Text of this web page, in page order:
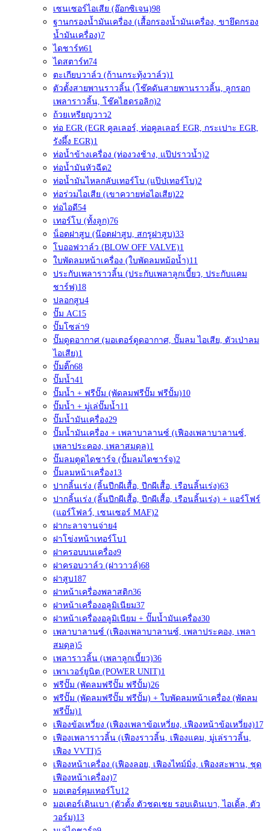
เซนเซอร์ไอเสีย (อ๊อกซิเจน)98
ฐานกรองน้ำมันเครื่อง (เสื้อกรองน้ำมันเครื่อง, ขายึดกรอง
น้ำมันเครื่อง)7
ไดชาร์ท61
ไดสตาร์ท74
ตะเกียบวาล์ว (ก้านกระทุ้งวาล์ว)1
ตัวตั้งสายพานราวลิ้น (โช๊คดันสายพานราวลิ้น, ลูกรอก
เพลาราวลิ้น, โช๊คไฮดรอลิก)2
ถ้วยเหรียญวาว2
ท่อ EGR (EGR คูลเลอร์, ท่อคูลเลอร์ EGR, กระเปาะ EGR,
รังผึ้ง EGR)1
ท่อน้ำข้างเครื่อง (ท่องวงช้าง, แป๊ปราวน้ำ)2
ท่อน้ำมันหัวฉีด2
ท่อน้ำมันไหลกลับเทอร์โบ (แป๊ปเทอร์โบ)2
ท่อร่วมไอเสีย (เขาควายท่อไอเสีย)22
ท่อไอดี54
เทอร์โบ (ทั้งลูก)76
น็อตฝาสูบ (น๊อตฝาสูบ, สกรูฝาสูบ)33
โบออฟวาล์ว (ฺBLOW OFF VALVE)1
ใบพัดลมหน้าเครื่อง (ใบพัดลมหม้อน้ำ)11
ประกับเพลาราวลิ้น (ประกับเพลาลูกเบี้ยว, ประกับแคม
ชาร์ฟ)18
ปลอกสูบ4
ปั๊ม AC15
ปั๊มโซล่า9
ปั๊มดูดอากาศ (มอเตอร์ดูดอากาศ, ปั๊มลม ไอเสีย, ตัวเป่าลม
ไอเสีย)1
ปั๊มติ๊ก68
ปั๊มน้ำ41
ปั๊มน้ำ + ฟรีปั๊ม (พัดลมฟรีปั๊ม ฟรีปั้ม)10
ปั๊มน้ำ + มู่เล่ปั๊มน้ำ11
ปั๊มน้ำมันเครื่อง29
ปั๊มน้ำมันเครื่อง + เพลาบาลานซ์ (เฟืองเพลาบาลานซ์,
เพลาประคอง, เพลาสมดุล)1
ปั๊มลมตูดไดชาร์จ (ปั้มลมไดชาร์จ)2
ปั๊มลมหน้าเครื่อง13
ปากลิ้นเร่ง (ลิ้นปีกผีเสื้อ, ปีกผีเสื้อ, เรือนลิ้นเร่ง)63
ปากลิ้นเร่ง (ลิ้นปีกผีเสื้อ, ปีกผีเสื้อ, เรือนลิ้นเร่ง) + แอร์โฟร์
(แอร์โฟลว์, เซนเซอร์ MAF)2
ฝากะลาจานจ่าย4
ฝาโข่งหน้าเทอร์โบ1
ฝาครอบบนเครื่อง9
ฝาครอบวาล์ว (ฝาวาวล์)68
ฝาสูบ187
ฝาหน้าเครื่องพลาสติก36
ฝาหน้าเครื่องอลูมิเนียม37
ฝาหน้าเครื่องอลูมิเนียม + ปั๊มน้ำมันเครื่อง30
เพลาบาลานซ์ (เฟืองเพลาบาลานซ์, เพลาประคอง, เพลา
สมดุล)5
เพลาราวลิ้น (เพลาลูกเบี้ยว)36
เพาเวอร์ยูนิต (POWER UNIT)1
ฟรีปั๊ม (พัดลมฟรีปั๊ม ฟรีปั้ม)26
ฟรีปั๊ม (พัดลมฟรีปั๊ม ฟรีปั้ม) + ใบพัดลมหน้าเครื่อง (พัดลม
ฟรีปั๊ม)1
เฟืองข้อเหวี่ยง (เฟืองเพลาข้อเหวี่ยง, เฟืองหน้าข้อเหวี่ยง)17
เฟืองเพลาราวลิ้น (เฟืองราวลิ้น, เฟืองแคม, มู่เล่ราวลิ้น,
เฟือง VVTI)5
เฟืองหน้าเครื่อง (เฟืองลอย, เฟืองไทม์มิ่ง, เฟืองสะพาน, ชุด
เฟืองหน้าเครื่อง)7
มอเตอร์คุมเทอร์โบ12
มอเตอร์เดินเบา (ตัวตั้ง ตัวชดเชย รอบเดินเบา, ไอเดิ้ล, ตัว
วอร์ม)13